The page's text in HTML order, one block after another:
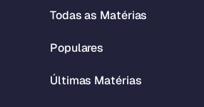
Todas as Matérias
Populares
Últimas Matérias